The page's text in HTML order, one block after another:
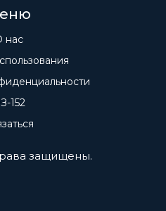
нас
152
защищены.